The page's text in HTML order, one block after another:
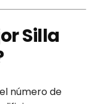
Silla
número de